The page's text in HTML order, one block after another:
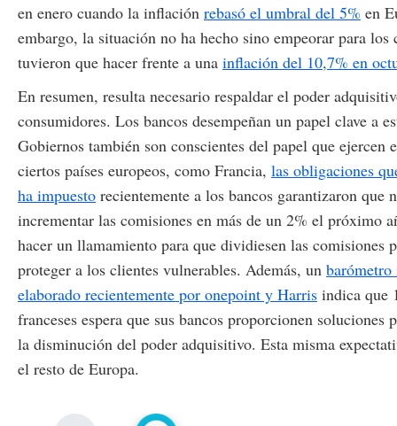
en enero cuando la inflación rebasó el umbral del 5% en
embargo, la situación no ha hecho sino empeorar para los
tuvieron que hacer frente a una inflación del 10,7% en
En resumen, resulta necesario respaldar el poder
consumidores. Los bancos desempeñan un papel clave a
Gobiernos también son conscientes del papel que ejercen
ciertos países europeos, como Francia, las obligaciones
ha impuesto recientemente a los bancos garantizaron que
incrementar las comisiones en más de un 2% el próximo
hacer un llamamiento para que dividiesen las comisiones
proteger a los clientes vulnerables. Además, un
elaborado recientemente por onepoint y Harris indica que
franceses espera que sus bancos proporcionen soluciones
la disminución del poder adquisitivo. Esta misma
el resto de Europa.